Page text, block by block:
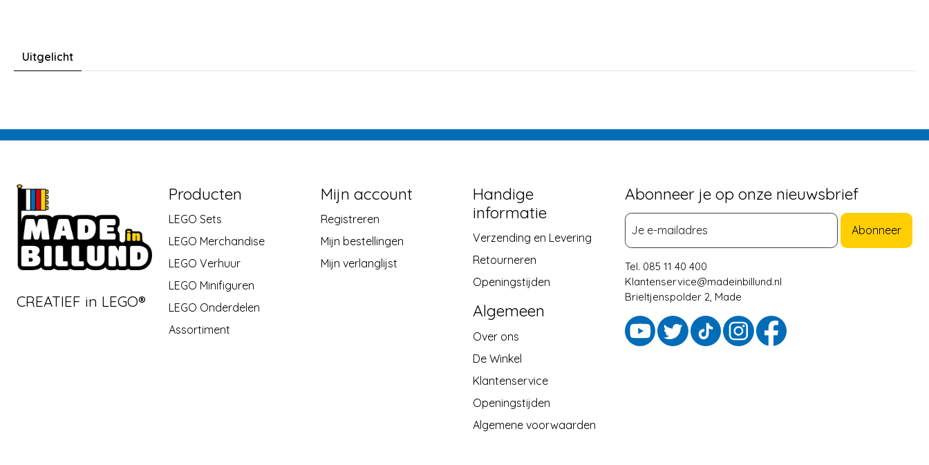
Uitgelicht
CREATIEF in LEGO®
Producten
LEGO Sets
LEGO Merchandise
LEGO Verhuur
LEGO Minifiguren
LEGO Onderdelen
Assortiment
Mijn account
Registreren
Mijn bestellingen
Mijn verlanglijst
Handige
informatie
Verzending en Levering
Retourneren
Openingstijden
Algemeen
Over ons
De Winkel
Klantenservice
Openingstijden
Algemene voorwaarden
Abonneer je op onze nieuwsbrief
Abonneer
Tel. 085 11 40 400
Klantenservice@madeinbillund.nl
Brieltjenspolder 2, Made